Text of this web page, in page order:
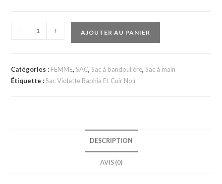
- + AJOUTER AU PANIER
Catégories : FEMME,SAC,Sac à bandoulière,Sac à main
Étiquette :Sac Violette Raphia Et Cuir Noir
DESCRIPTION
AVIS (0)